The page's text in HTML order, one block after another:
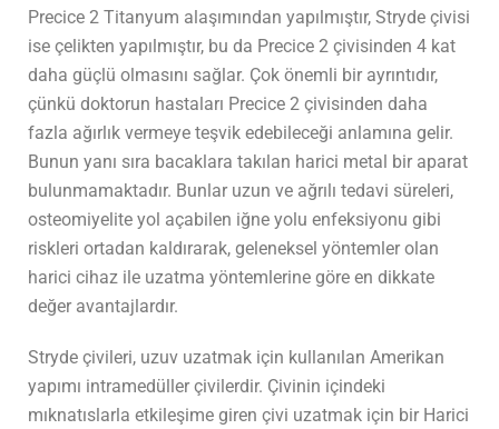
Precice 2 Titanyum alaşımından yapılmıştır, Stryde çivisi
ise çelikten yapılmıştır, bu da Precice 2 çivisinden 4 kat
daha güçlü olmasını sağlar. Çok önemli bir ayrıntıdır,
çünkü doktorun hastaları Precice 2 çivisinden daha
fazla ağırlık vermeye teşvik edebileceği anlamına gelir.
Bunun yanı sıra bacaklara takılan harici metal bir aparat
bulunmamaktadır. Bunlar uzun ve ağrılı tedavi süreleri,
osteomiyelite yol açabilen iğne yolu enfeksiyonu gibi
riskleri ortadan kaldırarak, geleneksel yöntemler olan
harici cihaz ile uzatma yöntemlerine göre en dikkate
değer avantajlardır.
Stryde çivileri, uzuv uzatmak için kullanılan Amerikan
yapımı intramedüller çivilerdir. Çivinin içindeki
mıknatıslarla etkileşime giren çivi uzatmak için bir Harici